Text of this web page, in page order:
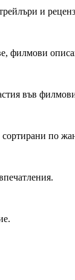
и
филмови
във
сортирани по